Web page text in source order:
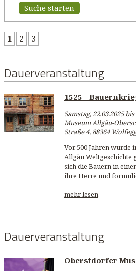
Suche starten
1 2 3
Dauerveranstaltung
1525 -
Samstag, 22.03.2025
Museum Allgäu-
Straße 4, 88364 Wolfegg
Vor 500 Jahren wurde
Allgäu Weltgeschichte
sich die Bauern in
ihre Herre und
mehr lesen
Dauerveranstaltung
Oberstdorfer